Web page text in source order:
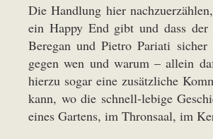
Die Handlung hier
ein Happy End gibt und dass
Beregan und Pietro Pariati
gegen wen und warum – allein
hierzu sogar eine zusätzliche
kann, wo die schnell-lebige
eines Gartens, im Thronsaal, im